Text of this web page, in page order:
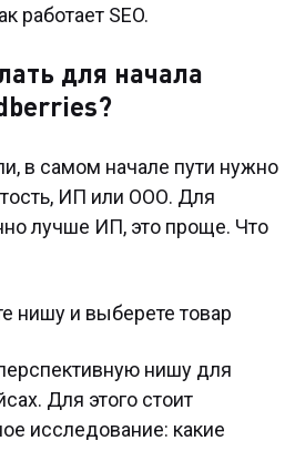
работает SEO.
для начала
в самом начале пути нужно
ИП или ООО. Для
лучше ИП, это проще. Что
нишу и выберете товар
нишу для
Для этого стоит
исследование: какие